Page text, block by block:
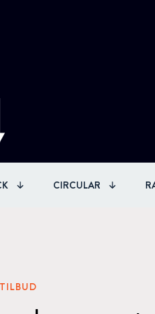
CIRCULAR